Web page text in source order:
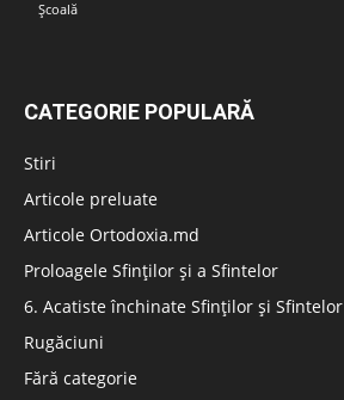
Școală
CATEGORIE POPULARĂ
Stiri
Articole preluate
Articole Ortodoxia.md
Proloagele Sfinților și a Sfintelor
6. Acatiste închinate Sfinților și Sfintelor
Rugăciuni
Fără categorie